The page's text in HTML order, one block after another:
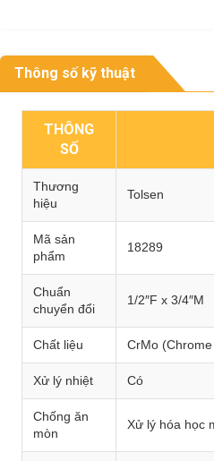
Thông số kỹ thuật
THÔNG
SỐ
Thương
hiệu
Tolsen
Mã sản
phẩm
18289
Chuẩn
chuyển đổi
1/2″F x 3/4″M
Chất liệu CrMo
Xử lý nhiệt Có
Chống ăn
mòn
Xử lý hóa học